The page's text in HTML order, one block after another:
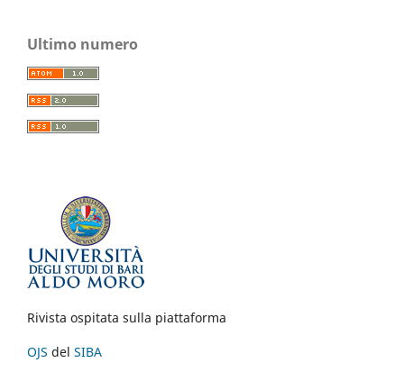
Ultimo numero
Rivista ospitata sulla piattaforma
OJS del SIBA